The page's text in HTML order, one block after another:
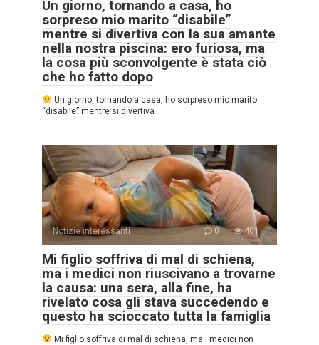
Un giorno, tornando a casa, ho
sorpreso mio marito “disabile”
mentre si divertiva con la sua amante
nella nostra piscina: ero furiosa, ma
la cosa più sconvolgente è stata ciò
che ho fatto dopo
Un giorno, tornando a casa, ho sorpreso mio marito
“disabile” mentre si divertiva
Notizie interessanti 0 401
Mi figlio soffriva di mal di schiena,
ma i medici non riuscivano a trovarne
la causa: una sera, alla fine, ha
rivelato cosa gli stava succedendo e
questo ha scioccato tutta la famiglia
Mi figlio soffriva di mal di schiena, ma i medici non